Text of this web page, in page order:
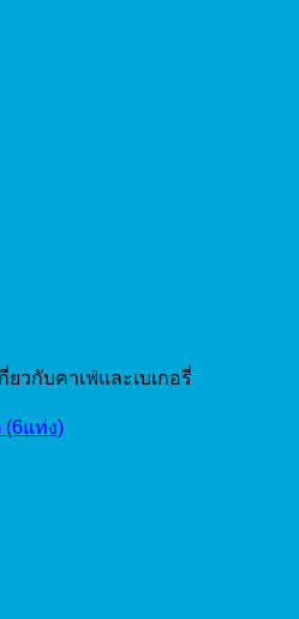
ยวกับคาเฟ่และเบเกอรี่
(6แท่ง)